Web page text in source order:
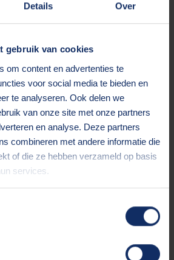
Details Over
gebruik van cookies
om content en advertenties te
voor social media te bieden en
te analyseren. Ook delen we
van onze site met onze partners
en analyse. Deze partners
combineren met andere informatie die
of die ze hebben verzameld op basis
services.
6 47 63 92 26